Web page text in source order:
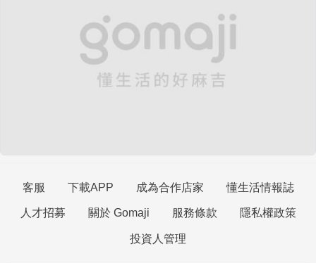
客服 下載APP 成為合作店家 懂生活情報誌
人才招募 關於 Gomaji 服務條款 隱私權政策
投資人管理